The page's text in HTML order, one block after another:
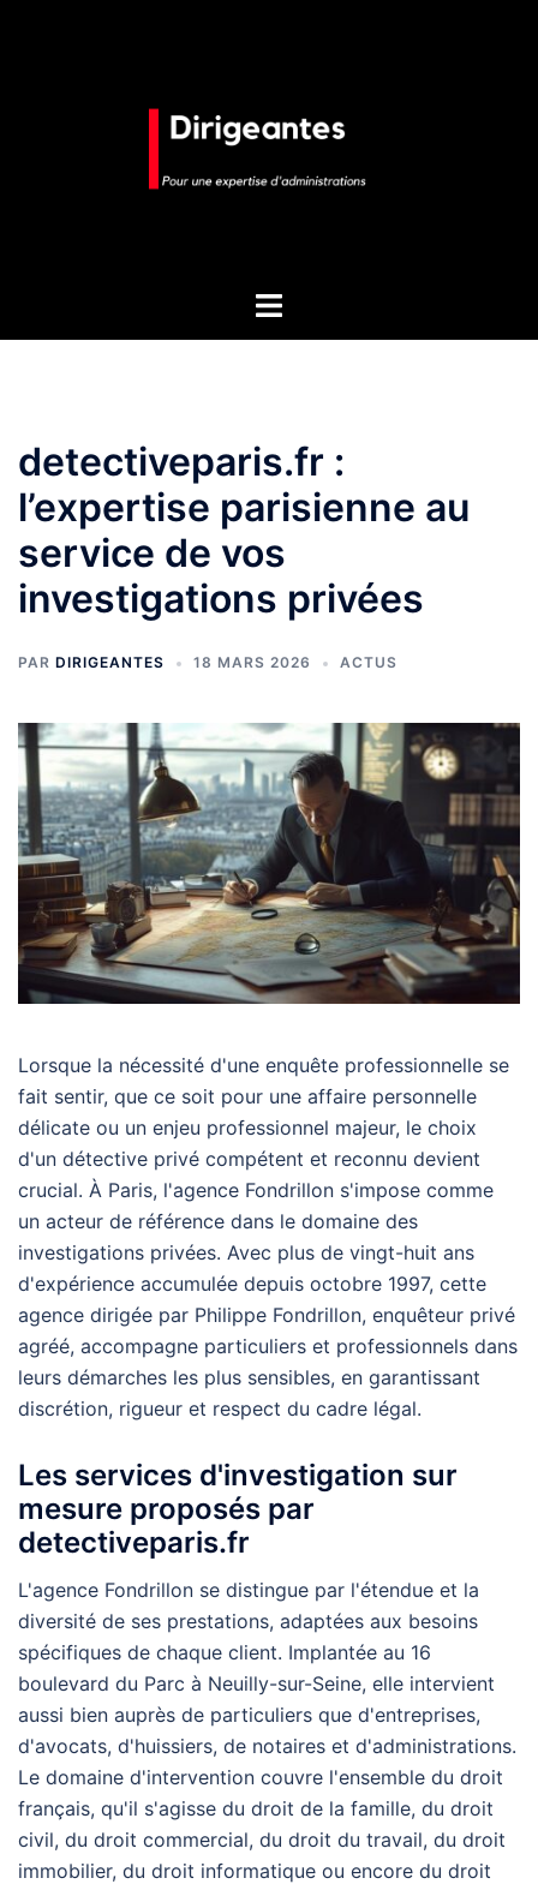
Ouvrir/fermer
detectiveparis.fr :
l’expertise parisienne au
service de vos
investigations privées
PAR DIRIGEANTES 18 MARS 2026 ACTUS
Lorsque la nécessité d'une enquête professionnelle se
fait sentir, que ce soit pour une affaire personnelle
délicate ou un enjeu professionnel majeur, le choix
d'un détective privé compétent et reconnu devient
crucial. À Paris, l'agence Fondrillon s'impose comme
un acteur de référence dans le domaine des
investigations privées. Avec plus de vingt-huit ans
d'expérience accumulée depuis octobre 1997, cette
agence dirigée par Philippe Fondrillon, enquêteur privé
agréé, accompagne particuliers et professionnels dans
leurs démarches les plus sensibles, en garantissant
discrétion, rigueur et respect du cadre légal.
Les services d'investigation sur
mesure proposés par
detectiveparis.fr
L'agence Fondrillon se distingue par l'étendue et la
diversité de ses prestations, adaptées aux besoins
spécifiques de chaque client. Implantée au 16
boulevard du Parc à Neuilly-sur-Seine, elle intervient
aussi bien auprès de particuliers que d'entreprises,
d'avocats, d'huissiers, de notaires et d'administrations.
Le domaine d'intervention couvre l'ensemble du droit
français, qu'il s'agisse du droit de la famille, du droit
civil, du droit commercial, du droit du travail, du droit
immobilier, du droit informatique ou encore du droit